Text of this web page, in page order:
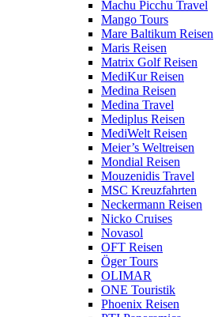
Machu Picchu Travel
Mango Tours
Mare Baltikum Reisen
Maris Reisen
Matrix Golf Reisen
MediKur Reisen
Medina Reisen
Medina Travel
Mediplus Reisen
MediWelt Reisen
Meier’s Weltreisen
Mondial Reisen
Mouzenidis Travel
MSC Kreuzfahrten
Neckermann Reisen
Nicko Cruises
Novasol
OFT Reisen
Öger Tours
OLIMAR
ONE Touristik
Phoenix Reisen